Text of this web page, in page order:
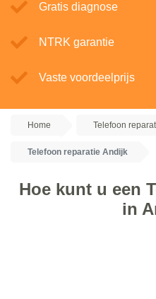
Gratis diagnose
NTRK garantie
Vaste voordeelprijs
Home Telefoon
Telefoon reparatie Andijk
Hoe kunt u een
in